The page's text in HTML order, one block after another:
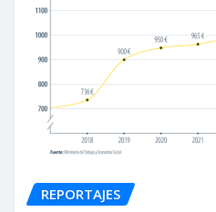
REPORTAJES